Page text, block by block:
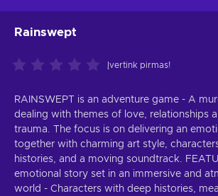
Rainswept
Įvertink pirmas!
RAINSWEPT is an adventure game - A
dealing with themes of love, relationships
trauma. The focus is on delivering an
together with charming art style,
histories, and a moving soundtrack.
emotional story set in an immersive and
world - Characters with deep histories,